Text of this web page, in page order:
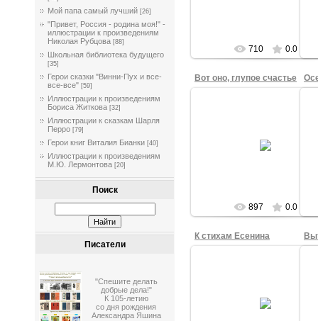
Мой папа самый лучший [26]
"Привет, Россия - родина моя!" -
иллюстрации к произведениям
Николая Рубцова [88]
Школьная библиотека будущего
[35]
Герои сказки "Винни-Пух и все-
все-все" [59]
Иллюстрации к произведениям
Бориса Житкова [32]
Иллюстрации к сказкам Шарля
Перро [79]
Герои книг Виталия Бианки [40]
Иллюстрации к произведениям
М.Ю. Лермонтова [20]
Поиск
Писатели
"Спешите делать
добрые дела!"
К 105-летию
со дня рождения
Александра Яшина
710 0.0
Вот оно, глупое счастье
Вот оно, глупое счастье.
Николай Ш., 4а кл.
897 0.0
К стихам Есенина
К стихам Есенина.
Ариана М., 4б кл.